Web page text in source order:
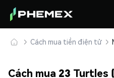
Cách mua tiền điện tử
Cách mua 23